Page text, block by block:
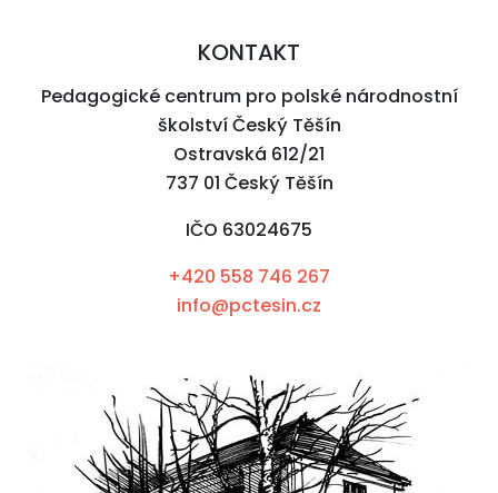
KONTAKT
Pedagogické centrum pro polské národnostní
školství Český Těšín
Ostravská 612/21
737 01 Český Těšín
IČO 63024675
+420 558 746 267
info@pctesin.cz